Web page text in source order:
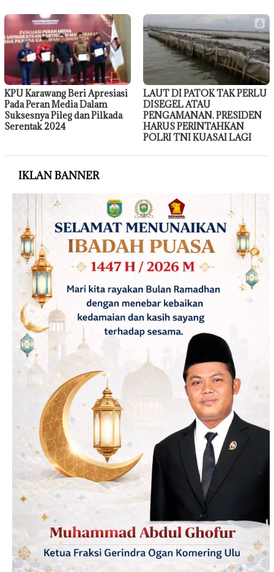
KPU Karawang Beri Apresiasi
Pada Peran Media Dalam
Suksesnya Pileg dan Pilkada
Serentak 2024
LAUT DI PATOK TAK PERLU
DISEGEL ATAU
PENGAMANAN. PRESIDEN
HARUS PERINTAHKAN
POLRI TNI KUASAI LAGI
IKLAN BANNER